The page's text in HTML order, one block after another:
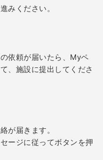
みください。
依頼が届いたら、Myペ
、施設に提出してくださ
が届きます。
ージに従ってボタンを押